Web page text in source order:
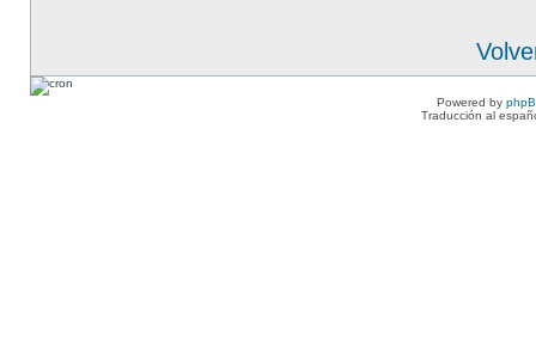
Powered by
Traducción al